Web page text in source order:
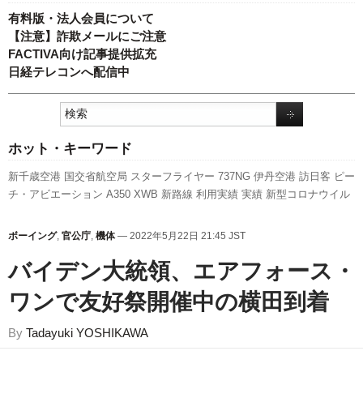
有料版・法人会員について
【注意】詐欺メールにご注意
FACTIVA向け記事提供拡充
日経テレコンへ配信中
ホット・キーワード
新千歳空港 国交省航空局 スターフライヤー 737NG 伊丹空港 訪日客 ピー
チ・アビエーション A350 XWB 新路線 利用実績 実績 新型コロナウイル
空港
客室乗務員 航空貨物 ANAホールディングス 777
バス
旅客数
ボーイング, 官公庁, 機体— 2022年5月22日 21:45 JST
バイデン大統領、エアフォース・
ワンで友好祭開催中の横田到着
By Tadayuki YOSHIKAWA